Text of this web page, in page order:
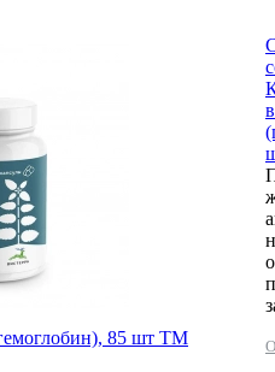
85 шт ТМ